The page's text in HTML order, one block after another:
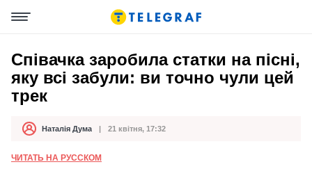
Співачка заробила статки на пісні,
яку всі забули: ви точно чули цей
трек
АвторНаталія Дума
Дата публікації 21 квітня, 17:32
ЧИТАТЬ НА РУССКОМ